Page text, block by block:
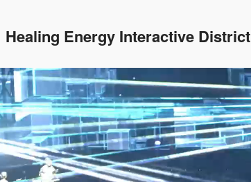
Healing Energy Interactive District